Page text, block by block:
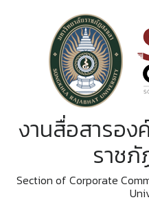
งานสื่อสารอง
ราชภั
Section of Corporate